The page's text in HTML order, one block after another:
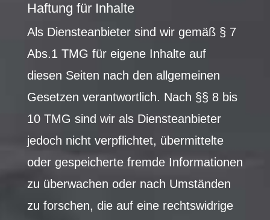
Haftung für Inhalte
Als Diensteanbieter sind wir gemäß § 7
Abs.1 TMG für eigene Inhalte auf
diesen Seiten nach den allgemeinen
Gesetzen verantwortlich. Nach §§ 8 bis
10 TMG sind wir als Diensteanbieter
jedoch nicht verpflichtet, übermittelte
oder gespeicherte fremde Informationen
zu überwachen oder nach Umständen
zu forschen, die auf eine rechtswidrige